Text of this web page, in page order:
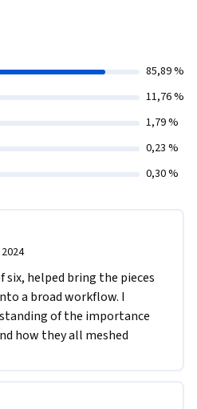
85,89 %
11,76 %
1,79 %
0,23 %
0,30 %
six, helped bring the pieces
a broad workflow. I
of the importance
how they all meshed